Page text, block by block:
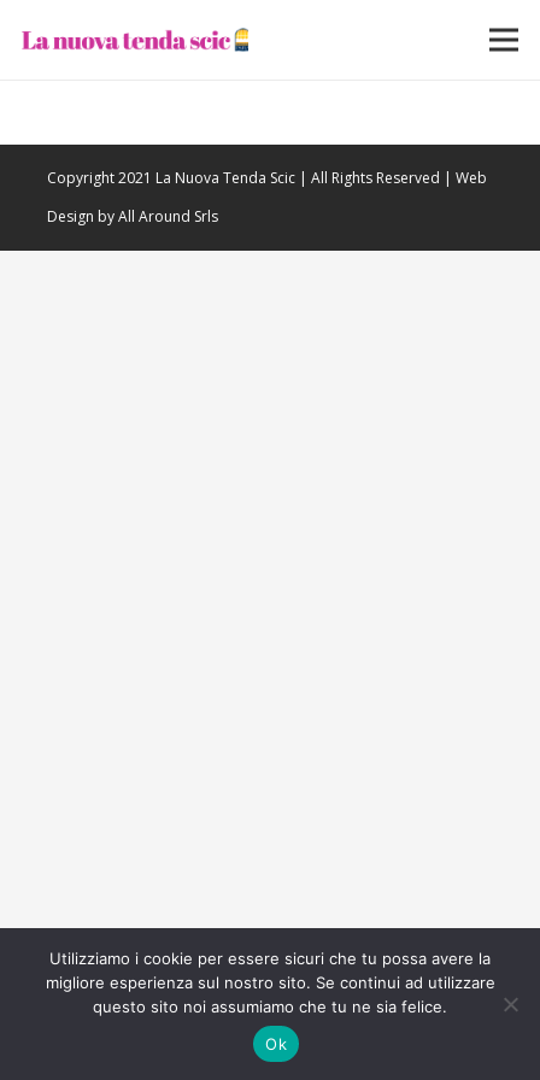
Copyright 2021 La Nuova Tenda Scic | All Rights Reserved | Web
Design by All Around Srls
Utilizziamo i cookie per essere sicuri che tu possa avere la
migliore esperienza sul nostro sito. Se continui ad utilizzare
questo sito noi assumiamo che tu ne sia felice.
Ok